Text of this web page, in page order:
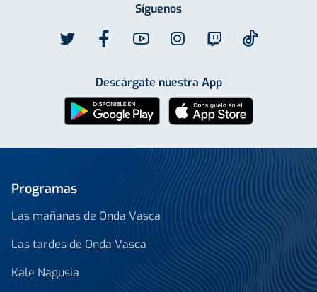
Síguenos
Descárgate nuestra App
Programas
Las mañanas de Onda Vasca
Las tardes de Onda Vasca
Kale Nagusia